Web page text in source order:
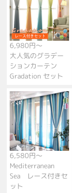
6,980円～
大人気のグラデー
ションカーテン
Gradation セット
6,580円～
Mediterranean
Sea レース付きセ
ット